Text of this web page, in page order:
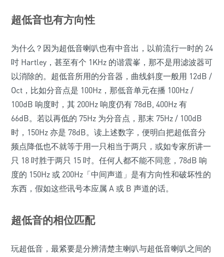
超低音也有方向性
为什么？因为超低音喇叭也有中音出，以前流行一时的 24
吋 Hartley，甚至有个 1KHz 的谐震峯，那不是用滤波器可
以消除的。超低音所用的分音器，曲线斜度一般用 12dB /
Oct，比如分音点是 100Hz，那低音单元在播 100Hz /
100dB 响度时，其 200Hz 响度仍有 78dB, 400Hz 有
66dB。若以再低的 75Hz 为分音点，那末 75Hz / 100dB
时，150Hz 亦是 78dB。读上述数字，便明白把超低音分
频点降低也不就等于用一只相当于两只，或如专家所讲一
只 18 吋胜于两只 15 吋。任何人都不能不同意，78dB 响
度的 150Hz 或 200Hz「中间声道」是有方向性和破坏性的
东西，假如这些讯号本应属 A 或 B 声道的话。
超低音的相位匹配
玩超低音，最紧要是分辨清楚主喇叭与超低音喇叭之间的